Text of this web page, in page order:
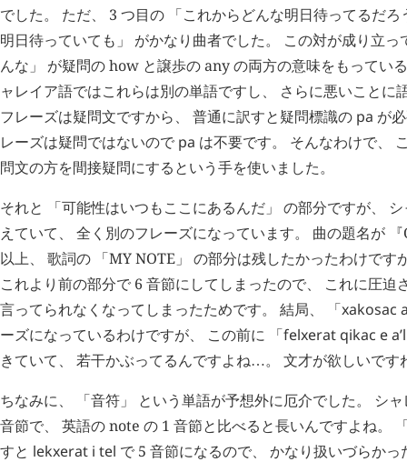
でした。 ただ、 3 つ目の 「これからどんな明日待ってるだ
明日待っていても」 がかなり曲者でした。 この対が成り立
んな」 が疑問の how と譲歩の any の両方の意味をもってい
ャレイア語ではこれらは別の単語ですし、 さらに悪いことに
フレーズは疑問文ですから、 普通に訳すと疑問標識の pa が
レーズは疑問ではないので pa は不要です。 そんなわけで、
問文の方を間接疑問にするという手を使いました。
それと 「可能性はいつもここにあるんだ」 の部分ですが、
えていて、 全く別のフレーズになっています。 曲の題名が
以上、 歌詞の 「MY NOTE」 の部分は残したかったわけです
これより前の部分で 6 音節にしてしまったので、 これに圧迫
言ってられなくなってしまったためです。 結局、 「xakosac
ーズになっているわけですが、 この前に 「felxerat qikac ea’l
きていて、 若干かぶってるんですよね…。 文才が欲しいです
ちなみに、 「音符」 という単語が予想外に厄介でした。 シ
音節で、 英語の note の 1 音節と比べると長いんですよね。
すと lekxerat i tel で 5 音節になるので、 かなり扱いづらか